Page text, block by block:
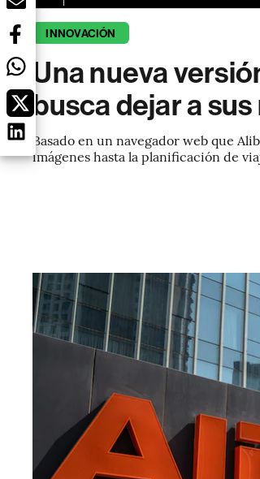
INNOVACIÓN
Una nueva
busca dejar a
Basado en un navegador web que
imágenes hasta la planificación de